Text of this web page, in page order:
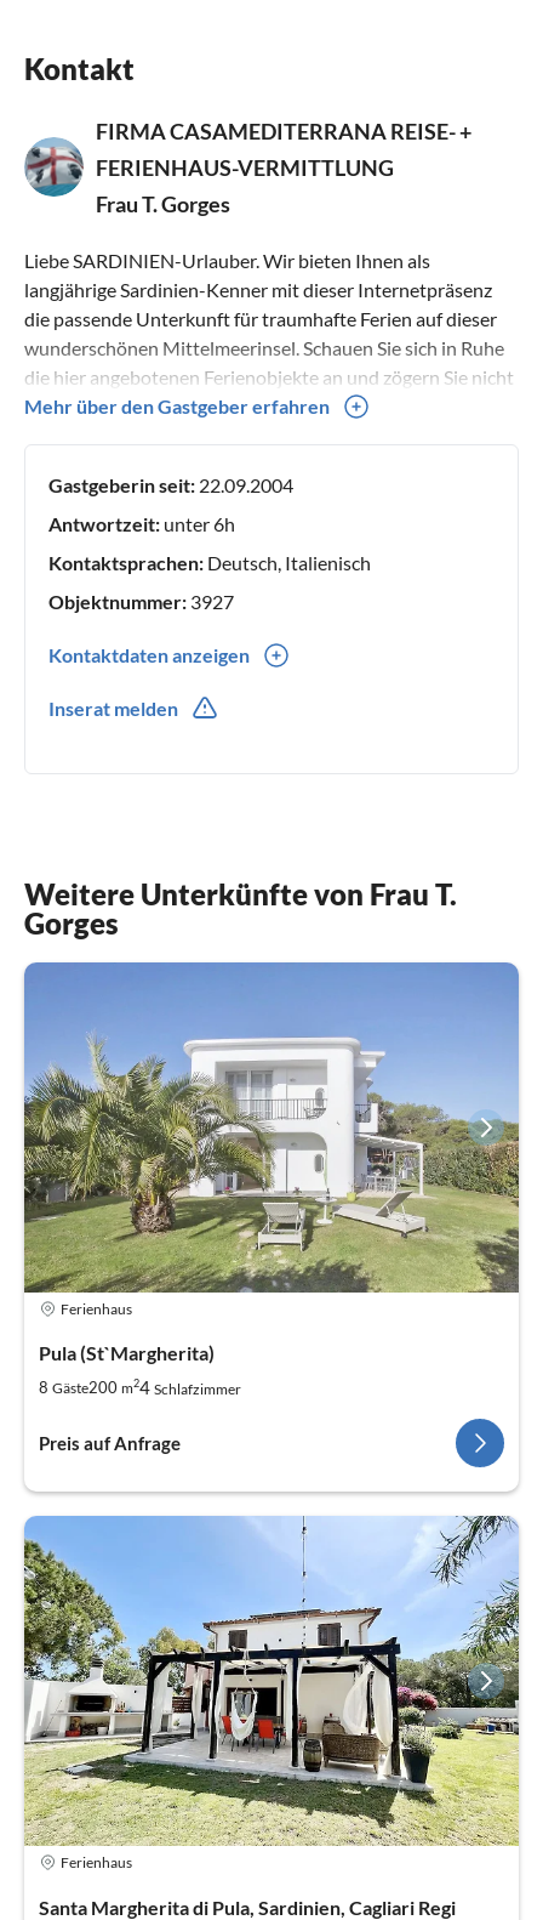
Kontakt
FIRMA CASAMEDITERRANA REISE- +
FERIENHAUS-VERMITTLUNG
Frau T. Gorges
Liebe SARDINIEN-Urlauber. Wir bieten Ihnen als
langjährige Sardinien-Kenner mit dieser Internetpräsenz
die passende Unterkunft für traumhafte Ferien auf dieser
wunderschönen Mittelmeerinsel. Schauen Sie sich in Ruhe
die hier angebotenen Ferienobjekte an und zögern Sie nicht
uns bei Fragen zu kontaktieren. Sämtliche
unterbreiten oder Informationen zur Lage und den
Sehenswürdigkeiten der Region geben. Gerne helfen wir
Ihren ganz speziellen SARDINIEN-Urlaub.
Mehr über den Gastgeber erfahren
Gastgeberin seit: 22.09.2004
Antwortzeit: unter 6h
Kontaktsprachen: Deutsch, Italienisch
Objektnummer: 3927
Kontaktdaten anzeigen
Inserat melden
Weitere Unterkünfte von Frau T.
Gorges
Ferienhaus
Pula (St`Margherita)
8 Gäste200 m24 Schlafzimmer
Preis auf Anfrage
Ferienhaus
Santa Margherita di Pula, Sardinien, Cagliari Regi